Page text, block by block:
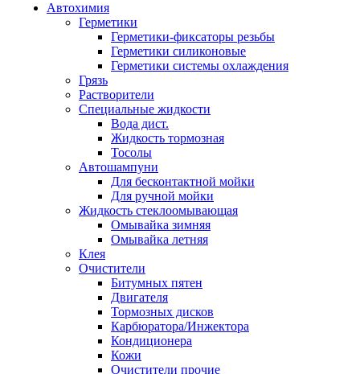
Автохимия
Герметики
Герметики-фиксаторы резьбы
Герметики силиконовые
Герметики системы охлаждения
Грязь
Растворители
Специальные жидкости
Вода дист.
Жидкость тормозная
Тосолы
Автошампуни
Для бесконтактной мойки
Для ручной мойки
Жидкость стеклоомывающая
Омывайка зимняя
Омывайка летняя
Клея
Очистители
Битумных пятен
Двигателя
Тормозных дисков
Карбюратора/Инжектора
Кондиционера
Кожи
Очистители прочие